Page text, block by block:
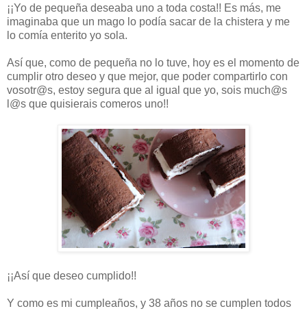
¡¡Yo de pequeña deseaba uno a toda costa!! Es más, me
imaginaba que un mago lo podía sacar de la chistera y me
lo comía enterito yo sola.
Así que, como de pequeña no lo tuve, hoy es el momento de
cumplir otro deseo y que mejor, que poder compartirlo con
vosotr@s, estoy segura que al igual que yo, sois much@s
l@s que quisierais comeros uno!!
¡¡Así que deseo cumplido!!
Y como es mi cumpleaños, y 38 años no se cumplen todos